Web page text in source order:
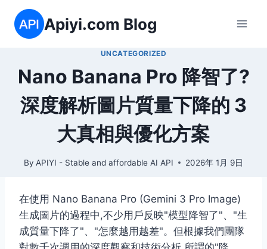
content
Apiyi.com Blog
UNCATEGORIZED
Nano Banana Pro 降智了?
深度解析圖片質量下降的 3
大真相與優化方案
By APIYI - Stable and affordable AI API 2026年 1月 9日
在使用 Nano Banana Pro (Gemini 3 Pro Image)
生成圖片的過程中,不少用戶反映"模型降智了"、"生
成質量下降了"、"怎麼越用越差"。但根據我們團隊